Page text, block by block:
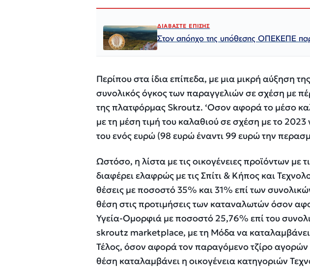
ΔΙΑΒΑΣΤΕ ΕΠΙΣΗΣ
Στον απόηχο της υπόθεσης ΟΠΕΚΕΠΕ
Περίπου στα ίδια επίπεδα, με μια μικρή αύξηση
συνολικός όγκος των παραγγελιών σε σχέση με
της πλατφόρμας Skroutz. ‘Οσον αφορά το μέσο
με τη μέση τιμή του καλαθιού σε σχέση με το
του ενός ευρώ (98 ευρώ έναντι 99 ευρώ την
Ωστόσο, η λίστα με τις οικογένειες προϊόντων με
διαφέρει ελαφρώς με τις Σπίτι & Κήπος και
θέσεις με ποσοστό 35% και 31% επί των
θέση στις προτιμήσεις των καταναλωτών όσον
Υγεία-Ομορφιά με ποσοστό 25,76% επί του
skroutz marketplace, με τη Μόδα να
Τέλος, όσον αφορά τον παραγόμενο τζίρο
θέση καταλαμβάνει η οικογένεια κατηγοριών